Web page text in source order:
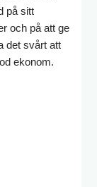
på sitt
och på att ge
det svårt att
ekonom.